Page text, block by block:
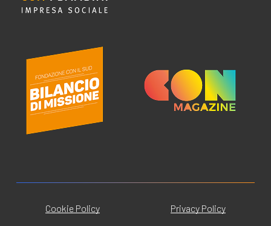
Cookie Policy Privacy Policy